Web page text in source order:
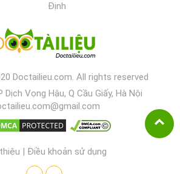
Định
Doctailieu.com. All rights reserved
Dịch Vọng Hậu, Q Cầu Giấy, Hà Nội
| Điều khoản sử dụng